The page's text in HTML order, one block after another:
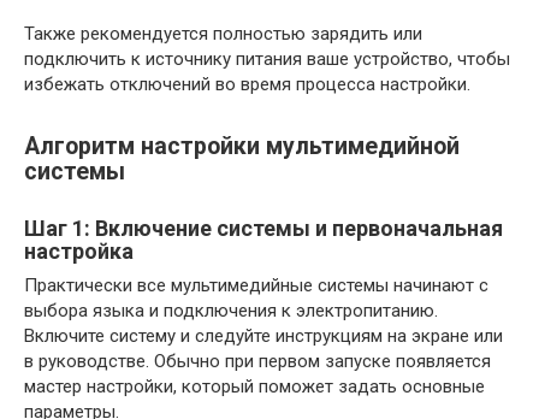
Также рекомендуется полностью зарядить или
подключить к источнику питания ваше устройство, чтобы
избежать отключений во время процесса настройки.
Алгоритм настройки мультимедийной
системы
Шаг 1: Включение системы и первоначальная
настройка
Практически все мультимедийные системы начинают с
выбора языка и подключения к электропитанию.
Включите систему и следуйте инструкциям на экране или
в руководстве. Обычно при первом запуске появляется
мастер настройки, который поможет задать основные
параметры.